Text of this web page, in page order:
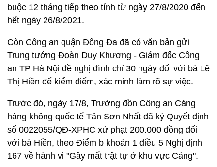
buộc 12 tháng tiếp theo tính từ ngày 27/8/2020 đến
hết ngày 26/8/2021.
Còn Công an quận Đống Đa đã có văn bản gửi
Trung tướng Đoàn Duy Khương - Giám đốc Công
an TP Hà Nội đề nghị đình chỉ 30 ngày đối với bà Lê
Thị Hiền để kiểm điểm, xác minh làm rõ sự việc.
Trước đó, ngày 17/8, Trưởng đồn Công an Cảng
hàng không quốc tế Tân Sơn Nhất đã ký Quyết định
số 0022055/QĐ-XPHC xử phạt 200.000 đồng đối
với bà Hiền, theo Điểm b khoản 1 điều 5 Nghị định
167 về hành vi "Gây mất trật tự ở khu vực Cảng".